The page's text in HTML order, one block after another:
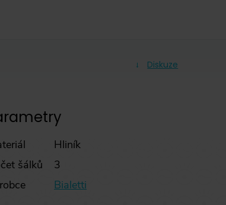
Diskuze
Hliník
šálků
3
Bialetti